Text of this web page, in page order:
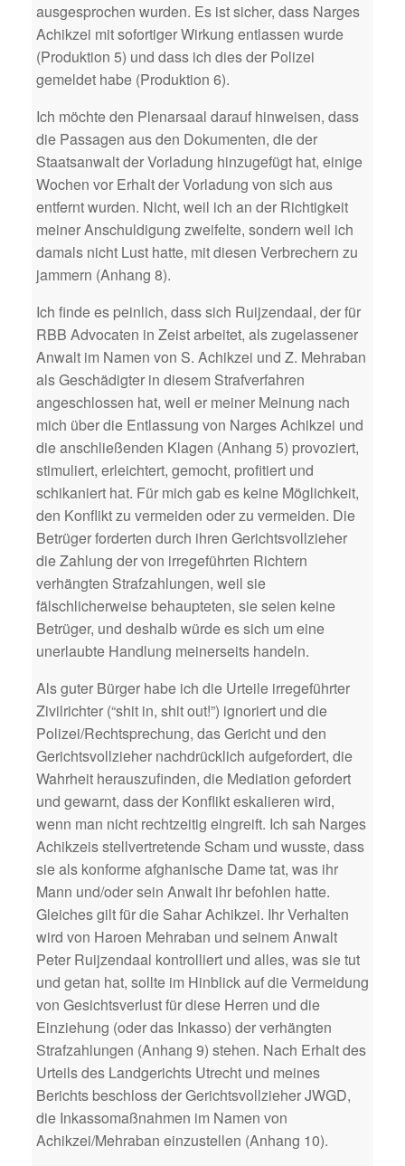
ausgesprochen wurden. Es ist sicher, dass Narges
Achikzei mit sofortiger Wirkung entlassen wurde
(Produktion 5) und dass ich dies der Polizei
gemeldet habe (Produktion 6).
Ich möchte den Plenarsaal darauf hinweisen, dass
die Passagen aus den Dokumenten, die der
Staatsanwalt der Vorladung hinzugefügt hat, einige
Wochen vor Erhalt der Vorladung von sich aus
entfernt wurden. Nicht, weil ich an der Richtigkeit
meiner Anschuldigung zweifelte, sondern weil ich
damals nicht Lust hatte, mit diesen Verbrechern zu
jammern (Anhang 8).
Ich finde es peinlich, dass sich Ruijzendaal, der für
RBB Advocaten in Zeist arbeitet, als zugelassener
Anwalt im Namen von S. Achikzei und Z. Mehraban
als Geschädigter in diesem Strafverfahren
angeschlossen hat, weil er meiner Meinung nach
mich über die Entlassung von Narges Achikzei und
die anschließenden Klagen (Anhang 5) provoziert,
stimuliert, erleichtert, gemocht, profitiert und
schikaniert hat. Für mich gab es keine Möglichkeit,
den Konflikt zu vermeiden oder zu vermeiden. Die
Betrüger forderten durch ihren Gerichtsvollzieher
die Zahlung der von irregeführten Richtern
verhängten Strafzahlungen, weil sie
fälschlicherweise behaupteten, sie seien keine
Betrüger, und deshalb würde es sich um eine
unerlaubte Handlung meinerseits handeln.
Als guter Bürger habe ich die Urteile irregeführter
Zivilrichter (“shit in, shit out!”) ignoriert und die
Polizei/Rechtsprechung, das Gericht und den
Gerichtsvollzieher nachdrücklich aufgefordert, die
Wahrheit herauszufinden, die Mediation gefordert
und gewarnt, dass der Konflikt eskalieren wird,
wenn man nicht rechtzeitig eingreift. Ich sah Narges
Achikzeis stellvertretende Scham und wusste, dass
sie als konforme afghanische Dame tat, was ihr
Mann und/oder sein Anwalt ihr befohlen hatte.
Gleiches gilt für die Sahar Achikzei. Ihr Verhalten
wird von Haroen Mehraban und seinem Anwalt
Peter Ruijzendaal kontrolliert und alles, was sie tut
und getan hat, sollte im Hinblick auf die Vermeidung
von Gesichtsverlust für diese Herren und die
Einziehung (oder das Inkasso) der verhängten
Strafzahlungen (Anhang 9) stehen. Nach Erhalt des
Urteils des Landgerichts Utrecht und meines
Berichts beschloss der Gerichtsvollzieher JWGD,
die Inkassomaßnahmen im Namen von
Achikzei/Mehraban einzustellen (Anhang 10).